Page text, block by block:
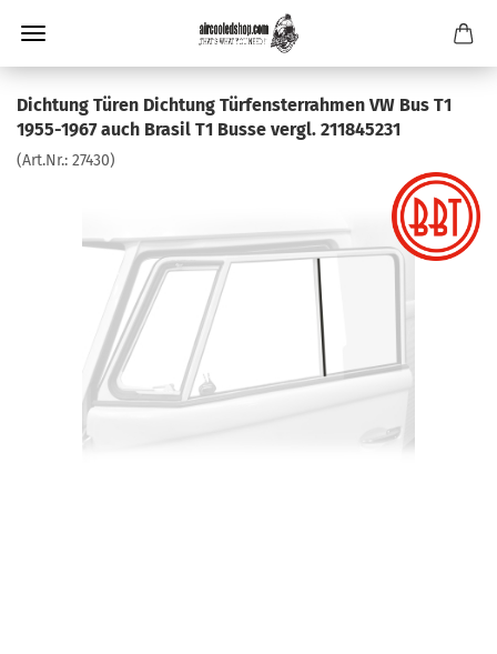
Dichtung Türen Dichtung Türfensterrahmen VW Bus T1
1955-1967 auch Brasil T1 Busse vergl. 211845231
(Art.Nr.: 27430)